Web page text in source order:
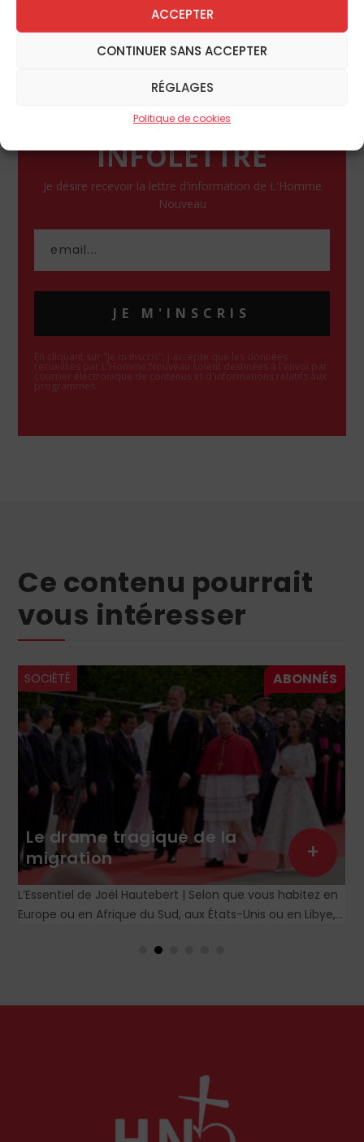
ACCEPTER
CONTINUER SANS ACCEPTER
RÉGLAGES
Politique de cookies
La Rédaction
INFOLETTRE
Je désire recevoir la lettre d'information de L'Homme
Nouveau
JE M'INSCRIS
En cliquant sur "Je m'inscris", j'accepte que les données
recueillies par L'Homme Nouveau soient destinées à l'envoi par
courrier électronique de contenus et d'informations relatifs aux
programmes.
Ce contenu pourrait
vous intéresser
SOCIÉTÉ
Le drame tragique de la
migration
L’Essentiel de Joël Hautebert | Selon que vous habitez en
Europe ou en Afrique du Sud, aux États-Unis ou en Libye,
Les récents événements aux Pays-Bas ou en Irlande
+